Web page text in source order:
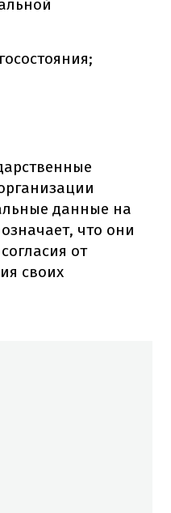
данные на
что они
от
своих